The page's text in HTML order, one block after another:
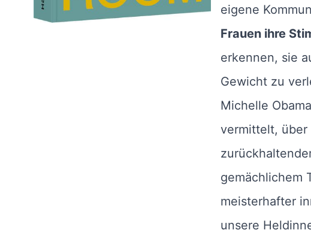
eigene
Frauen ihre
erkennen, sie
Gewicht zu
Michelle
vermittelt, über
gemächlichem
meisterhafter
unsere